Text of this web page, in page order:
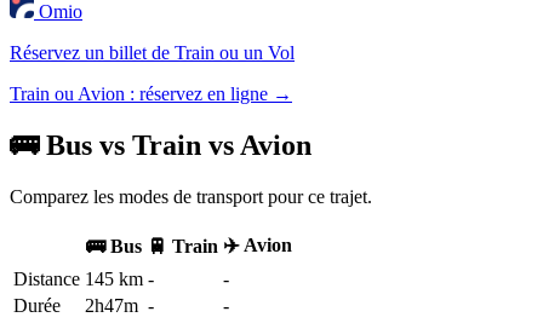
Omio
Réservez un billet de Train ou un Vol
Train ou Avion : réservez en ligne →
🚌 Bus vs Train vs Avion
Comparez les modes de transport pour ce trajet.
🚌 Bus 🚆 Train ✈️ Avion
Distance 145 km -
-
Durée
2h47m -
-